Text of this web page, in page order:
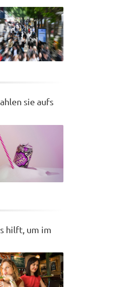
sie aufs
hilft, um im